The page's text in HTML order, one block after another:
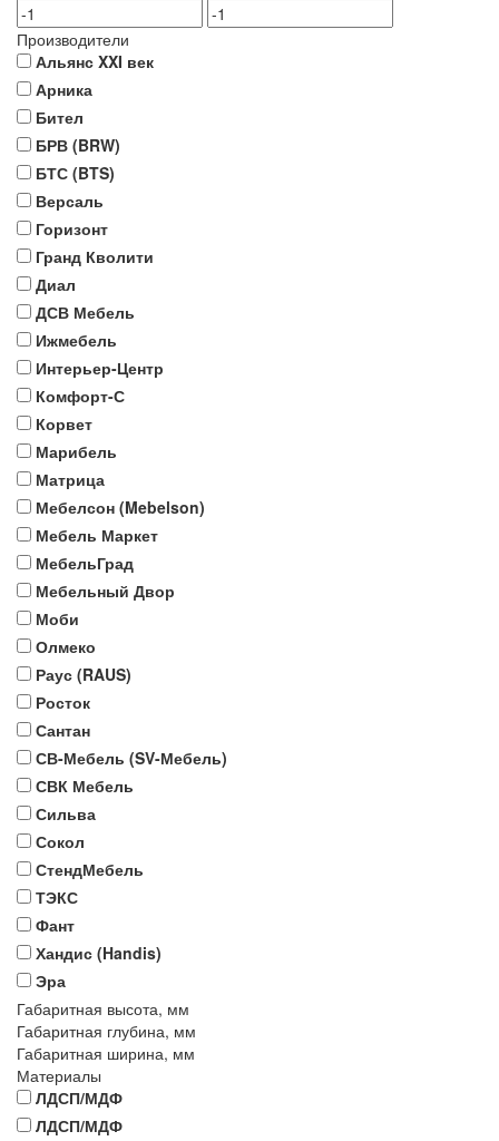
Производители
Альянс XXI век
Арника
Бител
БРВ (BRW)
БТС (BTS)
Версаль
Горизонт
Гранд Кволити
Диал
ДСВ Мебель
Ижмебель
Интерьер-Центр
Комфорт-С
Корвет
Марибель
Матрица
Мебелсон (Mebelson)
Мебель Маркет
МебельГрад
Мебельный Двор
Моби
Олмеко
Раус (RAUS)
Росток
Сантан
СВ-Мебель (SV-Мебель)
СВК Мебель
Сильва
Сокол
СтендМебель
ТЭКС
Фант
Хандис (Handis)
Эра
Габаритная высота, мм
Габаритная глубина, мм
Габаритная ширина, мм
Материалы
ЛДСП/МДФ
ЛДСП/МДФ